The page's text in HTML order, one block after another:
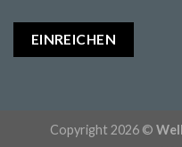
Copyright 2026 ©